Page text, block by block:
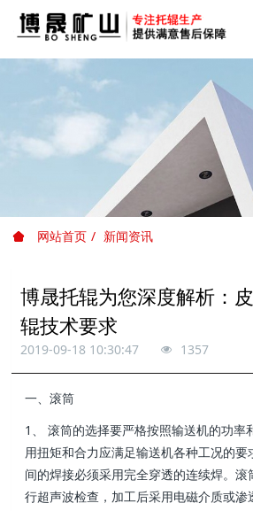
网站首页 新闻资讯
博晟托辊为您深度解析：
辊技术要求
2019-09-18 10:30:47 1357
一、滚筒
1、 滚筒的选择要严格按照输送机的功率
用扭矩和合力应满足输送机各种工况的要
间的焊接必须采用完全穿透的连续焊。
行超声波检查，加工后采用电磁介质或渗